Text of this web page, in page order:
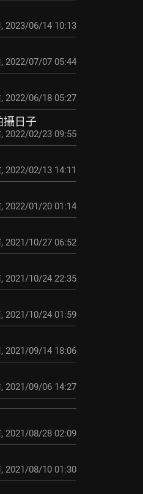
, 2023/06/14 10:13
, 2022/07/07 05:44
, 2022/06/18 05:27
攝日子
, 2022/02/23 09:55
, 2022/02/13 14:11
, 2022/01/20 01:14
, 2021/10/27 06:52
, 2021/10/24 22:35
, 2021/10/24 01:59
, 2021/09/14 18:06
, 2021/09/06 14:27
, 2021/08/28 02:09
, 2021/08/10 01:30